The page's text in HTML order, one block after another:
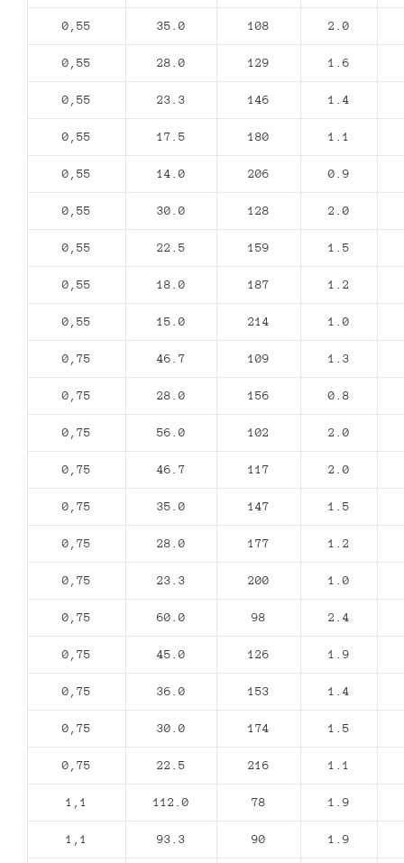
0,55 35.0 108 2.0
0,55 28.0 129 1.6
0,55 23.3 146 1.4
0,55 17.5 180 1.1
0,55 14.0 206 0.9
0,55 30.0 128 2.0
0,55 22.5 159 1.5
0,55 18.0 187 1.2
0,55 15.0 214 1.0
0,75 46.7 109 1.3
0,75 28.0 156 0.8
0,75 56.0 102 2.0
0,75 46.7 117 2.0
0,75 35.0 147 1.5
0,75 28.0 177 1.2
0,75 23.3 200 1.0
0,75 60.0 98 2.4
0,75 45.0 126 1.9
0,75 36.0 153 1.4
0,75 30.0 174 1.5
0,75 22.5 216 1.1
1,1 112.0 78 1.9
1,1 93.3 90 1.9